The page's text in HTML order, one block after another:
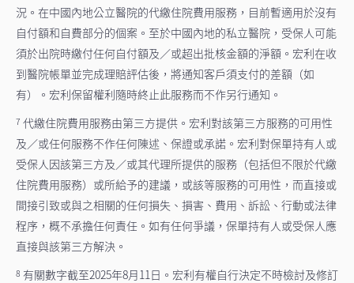
況。在中國內地公立醫院的代繳住院費用服務，目前暫適用於沒有
自付額和自費部分的個案。至於中國內地的私立醫院，受保人可能
須於出院時繳付任何自付額及／或超出批核金額的淨額。宏利在收
到醫院帳單並完成理賠評估後，將通知客戶須支付的差額（如
有）。宏利保留權利隨時終止此服務而不作另行通知。
7 代繳住院費用服務由第三方提供。宏利對該第三方服務的可用性
及／或任何服務不作任何陳述、保證或承諾。宏利對保單持有人或
受保人因該第三方及／或其代理所提供的服務（包括但不限於代繳
住院費用服務）或所給予的建議，或該等服務的可用性，而直接或
間接引致或與之相關的任何損失、損害、費用、訴訟、行動或法律
程序，概不承擔任何責任。如有任何爭議，保單持有人或受保人應
直接與該第三方解決。
8 有關數字截至2025年8月11日。宏利有權自行決定不時檢討及修訂